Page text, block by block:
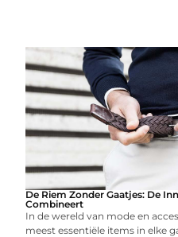
De Riem Zonder Gaatjes: De
Combineert
In de wereld van mode en
meest essentiële items in elke